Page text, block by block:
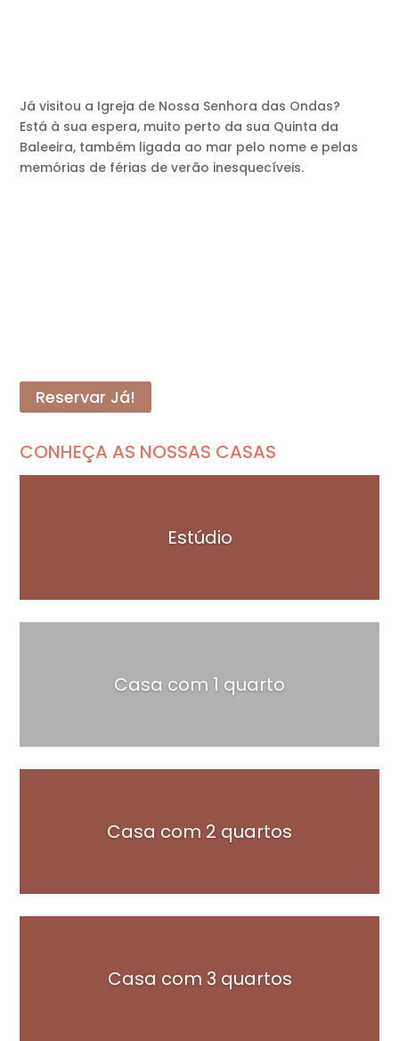
Já visitou a Igreja de Nossa Senhora das Ondas?
Está à sua espera, muito perto da sua Quinta da
Baleeira, também ligada ao mar pelo nome e pelas
memórias de férias de verão inesquecíveis.
Reservar Já!
CONHEÇA AS NOSSAS CASAS
Estúdio
Casa com 1 quarto
Casa com 2 quartos
Casa com 3 quartos